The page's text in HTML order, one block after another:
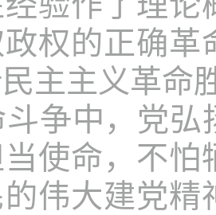
权的正确
主主义革命
争中，党
使命，不
伟大建党